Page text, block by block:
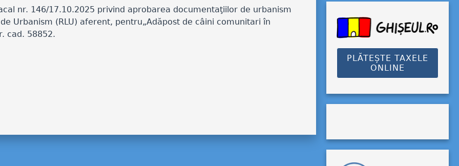
nr. 146/17.10.2025 privind aprobarea documentaţiilor de urbanism
Urbanism (RLU) aferent, pentru„Adăpost de câini comunitari în
cad. 58852.
PLĂTEȘTE TAXELE
ONLINE